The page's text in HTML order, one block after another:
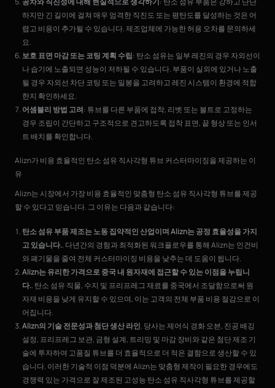
하지만 긴 길이에 걸쳐 매우 엄격한 직진도 또는 평탄도를 달성하는 것은 어
렵고 비용이 추가될 수 있습니다. 제조업체에 가능한 허용 오차를 문의하세
요.
보호 표면 마감 또는 코팅 계획 수립: 탄소 섬유는 일부 레진의 경우 자외선이
나 습기에 노출되면 성능이 저하될 수 있습니다. 부품이 실외에 있거나 노출
될 경우 자외선 차단 코팅 또는 밀봉을 고려하고 레진 시스템이 환경에 적합
한지 확인하세요.
어셈블리 방법 고려: 튜브를 다른 부품에 접착, 리벳 또는 볼트로 고정하는
경우 조립이 간단하고 구조적으로 견고하도록 접착 표면, 끝 형상 또는 인서
트 배치를 확인합니다.
Alizn가 비용 효율적인 탄소 섬유 직사각형 튜브 커스터마이징을 제공하는 이
유
Alizn는 시장에서 가장 비용 효율적인 맞춤형 탄소 섬유 직사각형 튜브를 제공
할 수 있다고 믿습니다. 그 이유는 다음과 같습니다:
탄소 섬유 부품 제조는 노동 집약적인 산업이며 Alizn는 공정 효율성을 가지
고 있습니다.. 다년간의 경험과 최적화된 워크플로우를 통해 Alizn는 인건비
와 폐기물을 줄여 전체 커스터마이징 비용을 낮추는 데 도움이 됩니다.
Alizn는 유리한 가격으로 중국 내 원자재에 접근할 수 있는 이점을 누립니
다.. 탄소 섬유 직물, 수지 및 프리프레그 재료를 중국에서 조달함으로써 원
자재 비용을 낮게 유지할 수 있으며, 이는 고객의 전체 부품 비용 절감으로 이
어집니다.
Alizn의 기술 전문성과 첨단 생산 라인. 당사는 제어식 경화 오븐, 진공 배깅
설정, 프리프레그 보관, 금형 설계, 트리밍 및 마감 장비와 같은 첨단 제조 기
술에 투자하여 고품질 튜브를 더 효율적으로 더 적은 결함으로 생산할 수 있
습니다. 이러한 기술적 이점 덕분에 Alizn는 맞춤형 제작이 필요한 경우에도
경쟁력 있는 가격으로 잘 제조된 고성능 탄소 섬유 직사각형 튜브를 제공할